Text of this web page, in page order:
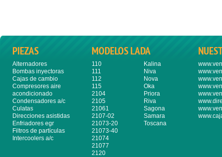
PIEZAS
Alternadores
Bombas inyectoras
Cajas de cambio
Compresores aire
acondicionado
Condensadores a/c
Culatas
Direcciones asistidas
Enfriadores egr
Filtros de partículas
Intercoolers a/c
MODELOS LADA
110
111
112
115
2104
2105
21061
2107-02
21073-20
21073-40
21074
21077
2120
Kalina
Niva
Nova
Oka
Priora
Riva
Sagona
Samara
Toscana